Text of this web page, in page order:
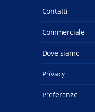
Contatti
Commerciale
Dove siamo
Privacy
Preferenze